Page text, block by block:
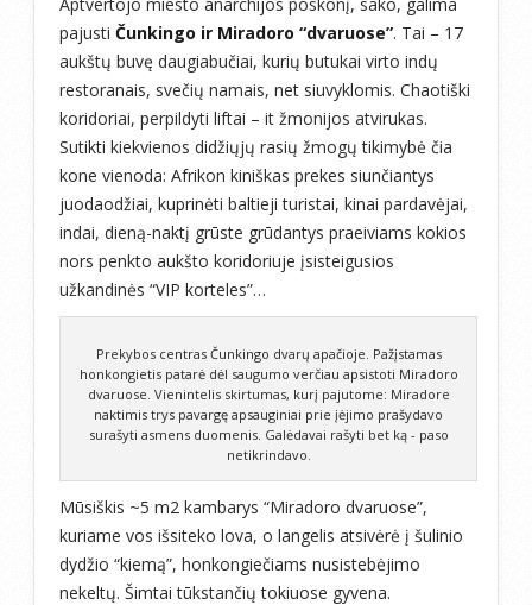
pajusti Čunkingo ir Miradoro “dvaruose”. Tai – 17
aukštų buvę daugiabučiai, kurių butukai virto indų
restoranais, svečių namais, net siuvyklomis. Chaotiški
koridoriai, perpildyti liftai – it žmonijos atvirukas.
Sutikti kiekvienos didžiųjų rasių žmogų tikimybė čia
kone vienoda: Afrikon kiniškas prekes siunčiantys
juodaodžiai, kuprinėti baltieji turistai, kinai pardavėjai,
indai, dieną-naktį grūste grūdantys praeiviams kokios
nors penkto aukšto koridoriuje įsisteigusios
užkandinės “VIP korteles”…
Prekybos centras Čunkingo dvarų apačioje. Pažįstamas
honkongietis patarė dėl saugumo verčiau apsistoti Miradoro
dvaruose. Vienintelis skirtumas, kurį pajutome: Miradore
naktimis trys pavargę apsauginiai prie įėjimo prašydavo
surašyti asmens duomenis. Galėdavai rašyti bet ką - paso
netikrindavo.
Mūsiškis ~5 m2 kambarys “Miradoro dvaruose”,
kuriame vos išsiteko lova, o langelis atsivėrė į šulinio
dydžio “kiemą”, honkongiečiams nusistebėjimo
nekeltų. Šimtai tūkstančių tokiuose gyvena.